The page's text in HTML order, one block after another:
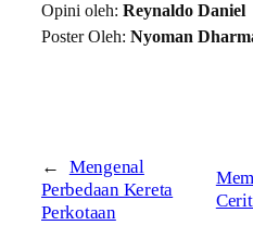
Opini oleh: Reynaldo Daniel
Poster Oleh: Nyoman
←
Mengenal
Perbedaan Kereta
Perkotaan